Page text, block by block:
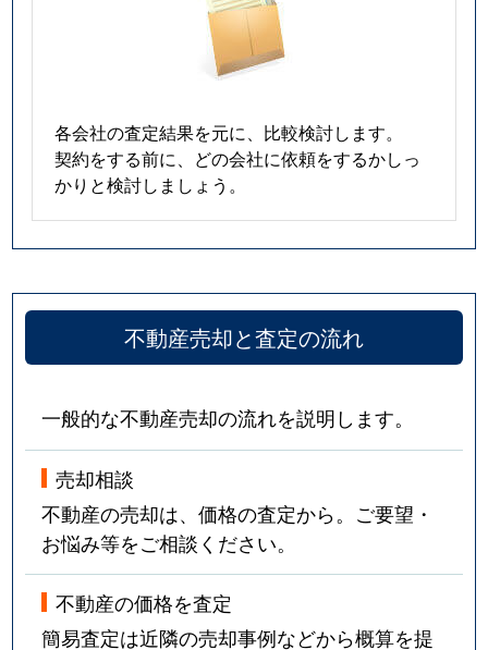
各会社の査定結果を元に、比較検討します。
契約をする前に、どの会社に依頼をするかしっ
かりと検討しましょう。
不動産売却と査定の流れ
一般的な不動産売却の流れを説明します。
売却相談
不動産の売却は、価格の査定から。ご要望・
お悩み等をご相談ください。
不動産の価格を査定
簡易査定は近隣の売却事例などから概算を提